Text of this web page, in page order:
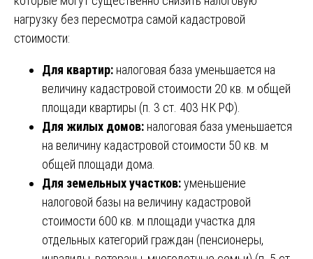
нагрузку без пересмотра самой кадастровой
стоимости:
Для квартир: налоговая база уменьшается на
величину кадастровой стоимости 20 кв. м общей
площади квартиры (п. 3 ст. 403 НК РФ).
Для жилых домов: налоговая база уменьшается
на величину кадастровой стоимости 50 кв. м
общей площади дома.
Для земельных участков:уменьшение
налоговой базы на величину кадастровой
стоимости 600 кв. м площади участка для
отдельных категорий граждан (пенсионеры,